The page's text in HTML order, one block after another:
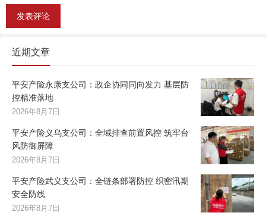
近期文章
平安产险永康支公司：政企协同同向发力 基层防
控精准落地
2026年8月7日
平安产险义乌支公司：全域排查前置风控 筑牢台
风防御屏障
2026年8月7日
平安产险武义支公司：全链条部署防控 织密汛期
安全防线
2026年8月7日